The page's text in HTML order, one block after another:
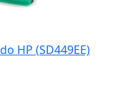
HP (SD449EE)